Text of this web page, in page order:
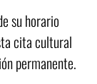
su horario
cita cultural
permanente.